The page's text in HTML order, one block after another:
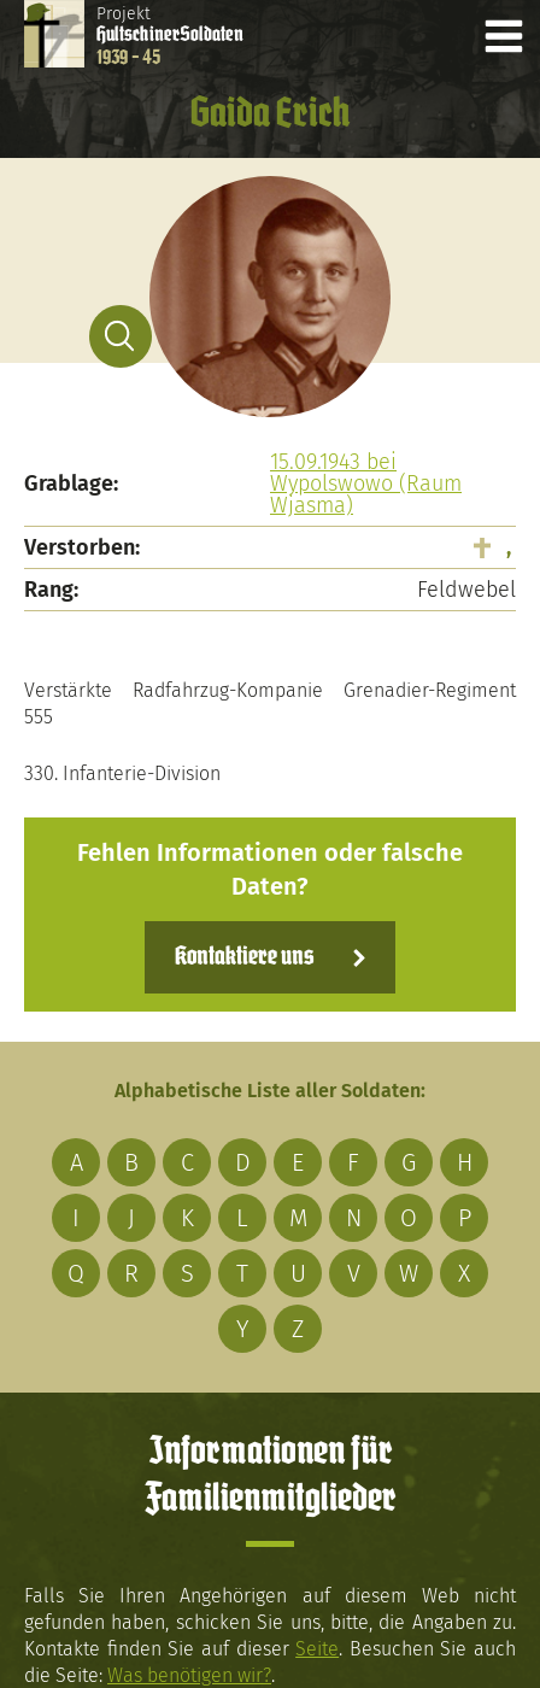
Projekt
HultschinerSoldaten
1939 - 45
Gaida Erich
Grablage:
15.09.1943 bei
Wypolswowo (Raum
Wjasma)
Verstorben:
,
Rang:
Feldwebel
Verstärkte Radfahrzug-Kompanie Grenadier-Regiment
555
330. Infanterie-Division
Fehlen Informationen oder falsche
Daten?
Kontaktiere uns
Alphabetische Liste aller Soldaten:
A B C D E F G
H
I
J K L M N O
P
Q
R S T U V W
X
Y
Z
Informationen für
Familienmitglieder
Falls Sie Ihren Angehörigen auf diesem Web nicht
gefunden haben, schicken Sie uns, bitte, die Angaben zu.
Kontakte finden Sie auf dieser Seite. Besuchen Sie auch
die Seite: Was benötigen wir?.